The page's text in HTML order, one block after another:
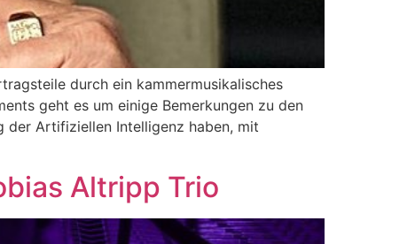
durch ein kammermusikalisches
geht es um einige Bemerkungen zu den
der Artifiziellen Intelligenz haben, mit
Altripp Trio